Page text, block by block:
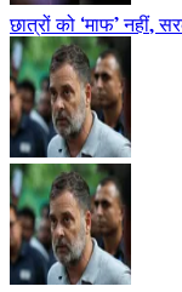
छात्रों को ‘माफ’ नहीं,